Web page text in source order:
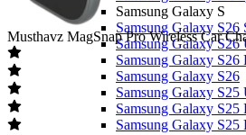
Samsung Galaxy S
Samsung Galaxy S26
Samsung Galaxy S26
Samsung Galaxy S26
Samsung Galaxy S26
Samsung Galaxy S25
Samsung Galaxy S25
Samsung Galaxy S25
Musthavz MagSnap Pro Wireless Car